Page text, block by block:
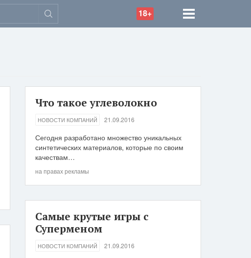
18+
Что такое углеволокно
НОВОСТИ КОМПАНИЙ 21.09.2016
Сегодня разработано множество уникальных
синтетических материалов, которые по своим
качествам…
на правах рекламы
Самые крутые игры с
Суперменом
НОВОСТИ КОМПАНИЙ 21.09.2016